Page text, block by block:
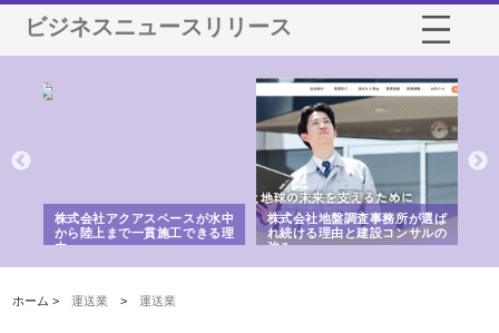
ビジネスニュースリリース
株式会社アクアスペースが水中
から陸上まで一貫施工できる理
由
株式会社地盤調査事務所が選ば
れ続ける理由と建設コンサルの
強み
ホーム >運送業 >運送業